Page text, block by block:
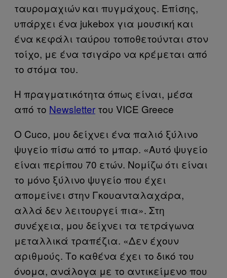
ταυρομαχιών και πυγμάχους. Επίσης,
υπάρχει ένα jukebox για μουσική και
ένα κεφάλι ταύρου τοποθετούνται στον
τοίχο, με ένα τσιγάρο να κρέμεται από
το στόμα του.
Η πραγματικότητα όπως είναι, μέσα
από το Newsletter του VICE Greece
O Cuco, μου δείχνει ένα παλιό ξύλινο
ψυγείο πίσω από το μπαρ. «Αυτό ψυγείο
είναι περίπου 70 ετών. Νομίζω ότι είναι
το μόνο ξύλινο ψυγείο που έχει
απομείνει στην Γκουανταλαχάρα,
αλλά δεν λειτουργεί πια». Στη
συνέχεια, μου δείχνει τα τετράγωνα
μεταλλικά τραπέζια. «Δεν έχουν
αριθμούς. Το καθένα έχει το δικό του
όνομα, ανάλογα με το αντικείμενο που